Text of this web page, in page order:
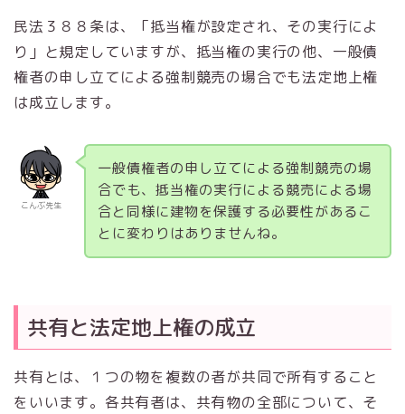
民法３８８条は、「抵当権が設定され、その実行によ
り 」と規定していますが、抵当権の実行の他、一般債
権者の申し立てによる強制競売の場合でも法定地上権
は成立します。
こんぶ先生
一般債権者の申し立てによる強制競売の場
合でも、抵当権の実行による競売による場
合と同様に建物を保護する必要性があるこ
とに変わりはありませんね。
共有と法定地上権の成立
共有とは、１つの物を複数の者が共同で所有すること
をいいます。各共有者は、共有物の全部について、そ